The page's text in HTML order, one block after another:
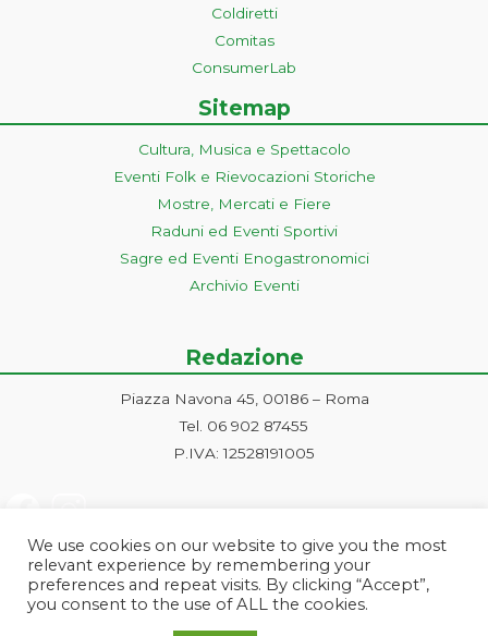
Coldiretti
Comitas
ConsumerLab
Sitemap
Cultura, Musica e Spettacolo
Eventi Folk e Rievocazioni Storiche
Mostre, Mercati e Fiere
Raduni ed Eventi Sportivi
Sagre ed Eventi Enogastronomici
Archivio Eventi
Redazione
Piazza Navona 45, 00186 – Roma
Tel. 06 902 87455
P.IVA: 12528191005
We use cookies on our website to give you the most
relevant experience by remembering your
preferences and repeat visits. By clicking “Accept”,
you consent to the use of ALL the cookies.